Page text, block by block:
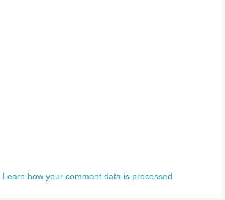
Learn how your comment data is processed.